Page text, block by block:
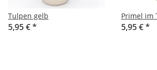
Tulpen gelb
5,95 €*
Primel im
5,95 €*